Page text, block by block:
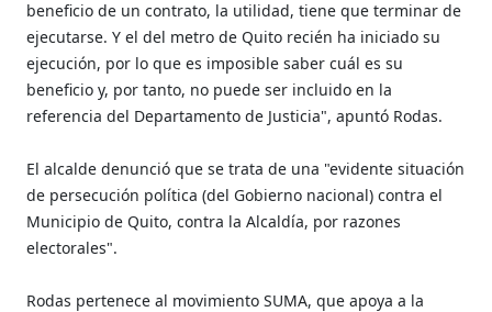
beneficio de un contrato, la utilidad, tiene que terminar de
ejecutarse. Y el del metro de Quito recién ha iniciado su
ejecución, por lo que es imposible saber cuál es su
beneficio y, por tanto, no puede ser incluido en la
referencia del Departamento de Justicia", apuntó Rodas.
El alcalde denunció que se trata de una "evidente situación
de persecución política (del Gobierno nacional) contra el
Municipio de Quito, contra la Alcaldía, por razones
electorales".
Rodas pertenece al movimiento SUMA, que apoya a la